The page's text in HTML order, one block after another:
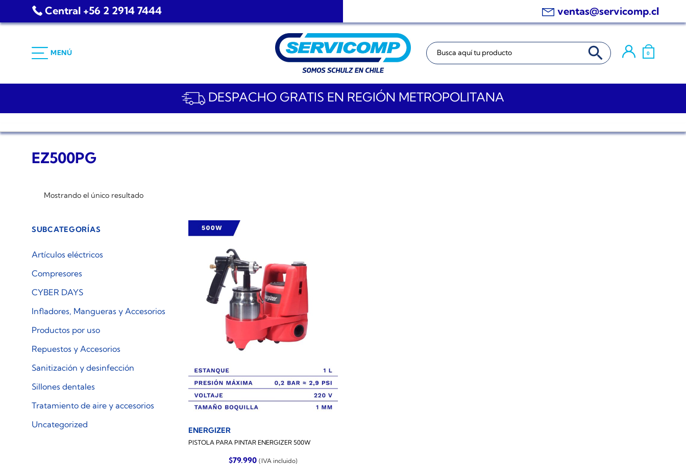
Central +56 2 2914 7444 ventas@servicomp.cl
MENÚ
Buscar: BOTÓN DE BÚSQUEDA
0
DESPACHO GRATIS EN REGIÓN METROPOLITANA
EZ500PG
Mostrando el único resultado
SUBCATEGORÍAS
Artículos eléctricos
Compresores
CYBER DAYS
Infladores, Mangueras y Accesorios
Productos por uso
Repuestos y Accesorios
Sanitización y desinfección
Sillones dentales
Tratamiento de aire y accesorios
Uncategorized
ENERGIZER
PISTOLA PARA PINTAR ENERGIZER 500W
$79.990 (IVA incluido)